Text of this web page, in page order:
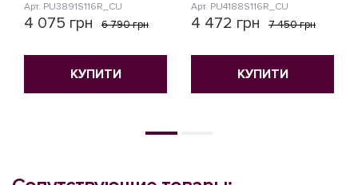
Арт. PU3891S116R_CU
4 075 грн 6 790 грн
КУПИТИ
Арт. PU4188S116R_CU
4 472 грн 7 450 грн
КУПИТИ